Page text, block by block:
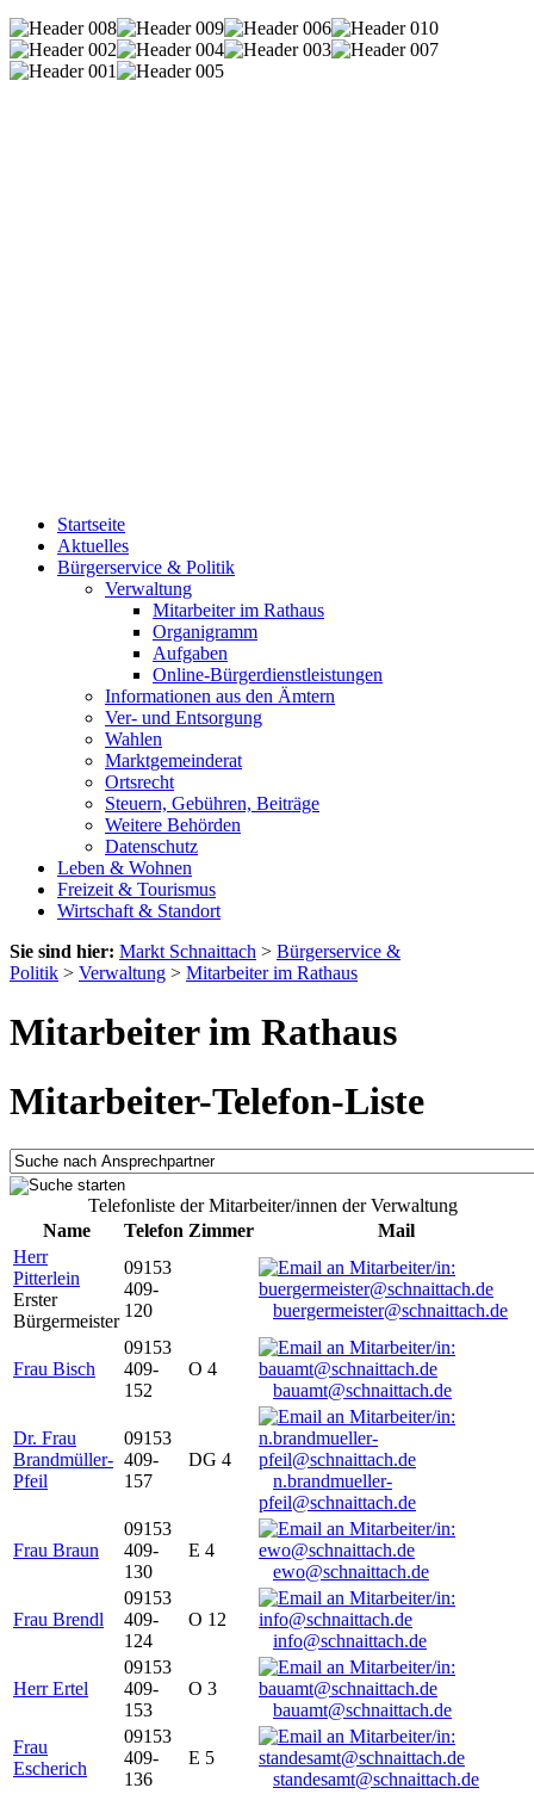
Startseite
Aktuelles
Bürgerservice & Politik
Verwaltung
Mitarbeiter im Rathaus
Organigramm
Aufgaben
Online-Bürgerdienstleistungen
Informationen aus den Ämtern
Ver- und Entsorgung
Wahlen
Marktgemeinderat
Ortsrecht
Steuern, Gebühren, Beiträge
Weitere Behörden
Datenschutz
Leben & Wohnen
Freizeit & Tourismus
Wirtschaft & Standort
Sie sind hier: Markt Schnaittach > Bürgerservice &
Politik > Verwaltung > Mitarbeiter im Rathaus
Mitarbeiter im Rathaus
Mitarbeiter-Telefon-Liste
Telefonliste der Mitarbeiter/innen der Verwaltung
Name
Telefon Zimmer
Mail
Herr
Pitterlein
Erster
Bürgermeister
09153
409-
120
buergermeister@schnaittach.de
Frau Bisch
09153
409-
152
O 4
bauamt@schnaittach.de
Dr. Frau
Brandmüller-
Pfeil
09153
409-
157
DG 4
n.brandmueller-
pfeil@schnaittach.de
Frau Braun
09153
409-
130
E 4
ewo@schnaittach.de
Frau Brendl
09153
409-
124
O 12
info@schnaittach.de
Herr Ertel
09153
409-
153
O 3
bauamt@schnaittach.de
Frau
Escherich
09153
409-
136
E 5
standesamt@schnaittach.de